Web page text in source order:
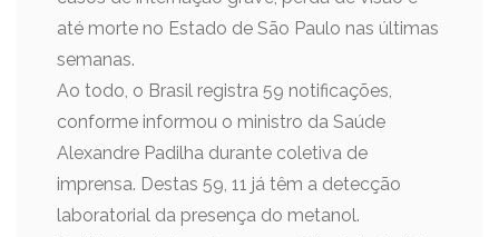
até morte no Estado de São Paulo nas últimas
semanas.
Ao todo, o Brasil registra 59 notificações,
conforme informou o ministro da Saúde
Alexandre Padilha durante coletiva de
imprensa. Destas 59, 11 já têm a detecção
laboratorial da presença do metanol.